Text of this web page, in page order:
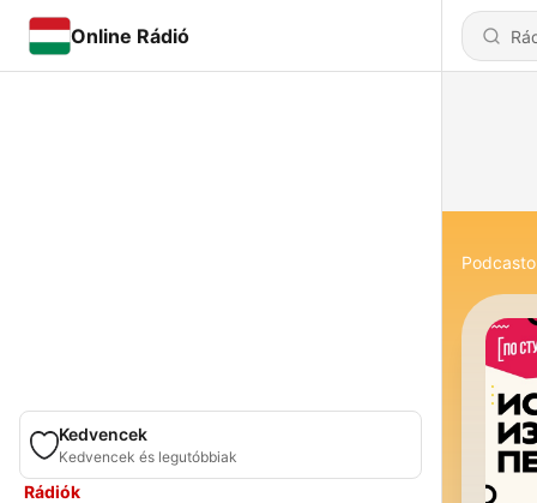
Online Rádió
Kedvencek
Kedvencek és legutóbbiak
Rádiók